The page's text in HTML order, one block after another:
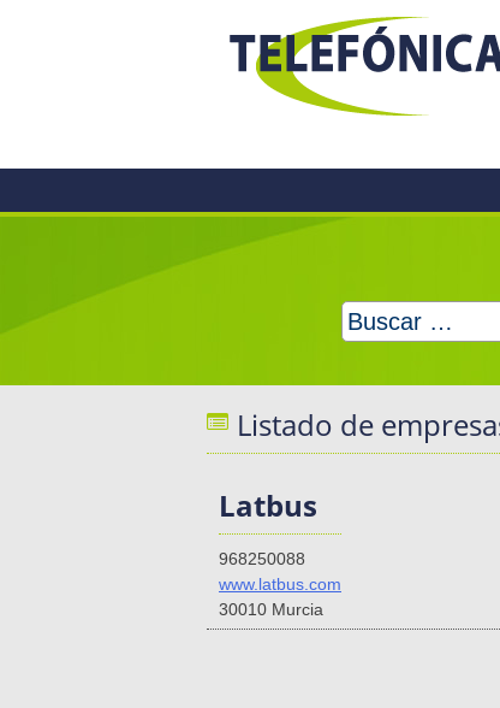
Buscar:
Listado de
Latbus
968250088
www.latbus.com
30010 Murcia